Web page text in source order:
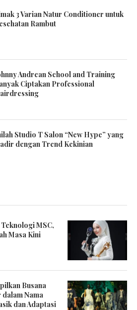
3 Varian Natur Conditioner untuk
Rambut
Andrean School and Training
Ciptakan Professional
Studio T Salon “New Hype” yang
dengan Trend Kekinian
MSC,
Masa Kini
Busana
Nama
dan Adaptasi